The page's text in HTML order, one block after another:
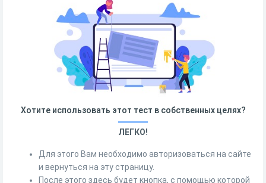
Хотите использовать этот тест в собственных целях?
ЛЕГКО!
Для этого Вам необходимо авторизоваться на сайте
и вернуться на эту страницу.
После этого здесь будет кнопка, с помощью которой